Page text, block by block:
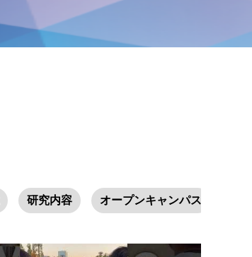
研究内容 オープンキャンパス